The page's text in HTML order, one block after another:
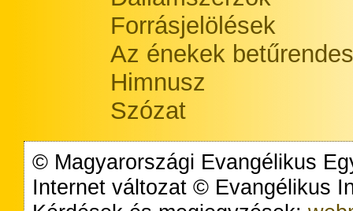
Forrásjelölések
Az énekek
Himnusz
Szózat
© Magyarországi Evangélikus
Internet változat © Evangélikus